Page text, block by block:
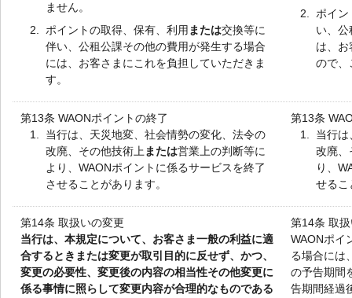
ません。
2.
ポイントの取得、保有、利用 または交換等に
伴い、公租公課その他の費用が発生する場合
には、お客さまにこれを負担していただきま
す。
2.
ポイ
い、
は、
ので、
第13条 WAONポイントの終了
1.
当行は、天災地変、社会情勢の変化、法令の
改廃、その他技術上 または営業上の判断等に
より、WAONポイントに係るサービスを終了
させることがあります。
第13条
1.
当行
改廃、
り、
せるこ
第14条 取扱いの変更
当行は、本規定について、お客さま一般の利益に適
合するときまたは変更が取引目的に反せず、かつ、
変更の必要性、変更後の内容の相当性その他変更に
係る事情に照らして変更内容が合理的なものである
第14条 取
WAONポイ
る場合には
の予告期間
告期間経過